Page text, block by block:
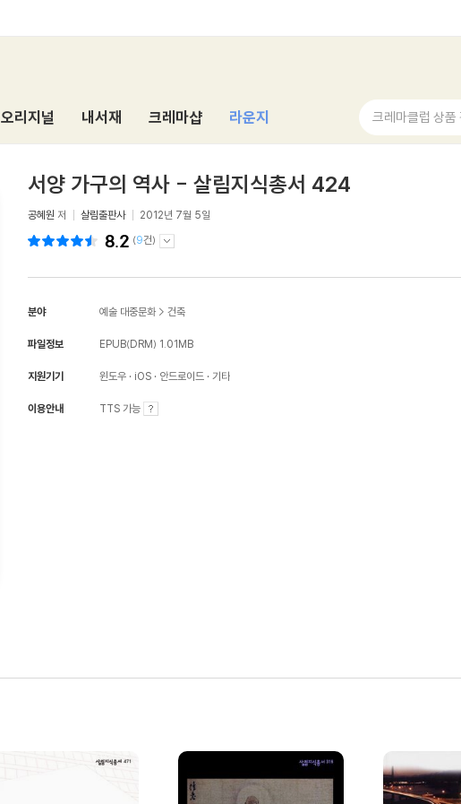
오리지널 내서재 크레마샵 라운지 크레마클럽 상품
서양 가구의 역사 - 살림지식총서 424
공혜원 저 살림출판사 2012년 7월 5일
8.2 (9건)
분야 예술 대중문화 > 건축
파일정보 EPUB(DRM) 1.01MB
지원기기 윈도우 iOS 안드로이드 기타
이용안내 TTS 가능